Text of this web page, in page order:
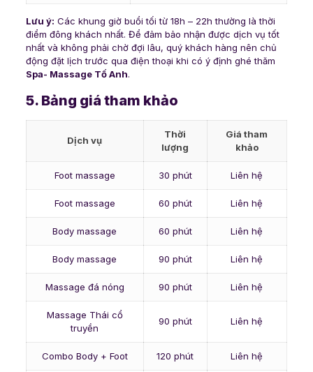
Lưu ý: Các khung giờ buổi tối từ 18h – 22h thường là thời
điểm đông khách nhất. Để đảm bảo nhận được dịch vụ tốt
nhất và không phải chờ đợi lâu, quý khách hàng nên chủ
động đặt lịch trước qua điện thoại khi có ý định ghé thăm
Spa- Massage Tố Anh.
5. Bảng giá tham khảo
Dịch vụ
Thời
lượng
Giá tham
khảo
Foot massage 30 phút Liên hệ
Foot massage 60 phút Liên hệ
Body massage 60 phút Liên hệ
Body massage 90 phút Liên hệ
Massage đá nóng 90 phút Liên hệ
Massage Thái cổ
truyền
90 phút Liên hệ
Combo Body + Foot 120 phút Liên hệ